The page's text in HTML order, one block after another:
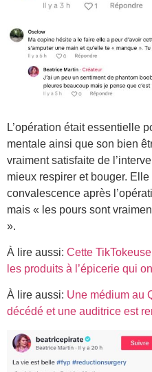
L’opération était essentielle
mentale ainsi que son bien
vraiment satisfaite de
mieux respirer et bouger.
convalescence après
mais « les pours sont
».
À lire aussi: Cette
les produits à l’épicerie qui
À lire aussi: Une médium au
décédé et une auditrice est